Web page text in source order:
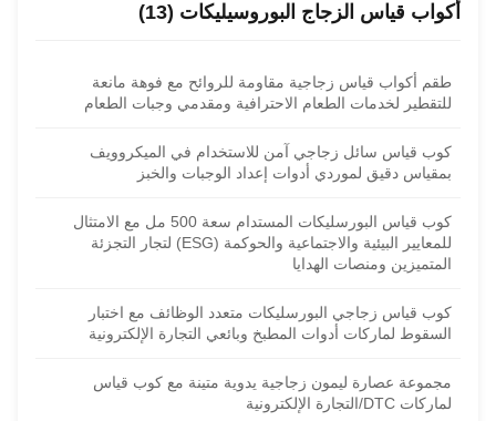
أكواب قياس الزجاج البوروسيليكات (13)
طقم أكواب قياس زجاجية مقاومة للروائح مع فوهة مانعة
للتقطير لخدمات الطعام الاحترافية ومقدمي وجبات الطعام
كوب قياس سائل زجاجي آمن للاستخدام في الميكروويف
بمقياس دقيق لموردي أدوات إعداد الوجبات والخبز
كوب قياس البورسليكات المستدام سعة 500 مل مع الامتثال
للمعايير البيئية والاجتماعية والحوكمة (ESG) لتجار التجزئة
المتميزين ومنصات الهدايا
كوب قياس زجاجي البورسليكات متعدد الوظائف مع اختبار
السقوط لماركات أدوات المطبخ وبائعي التجارة الإلكترونية
مجموعة عصارة ليمون زجاجية يدوية متينة مع كوب قياس
لماركات DTC/التجارة الإلكترونية